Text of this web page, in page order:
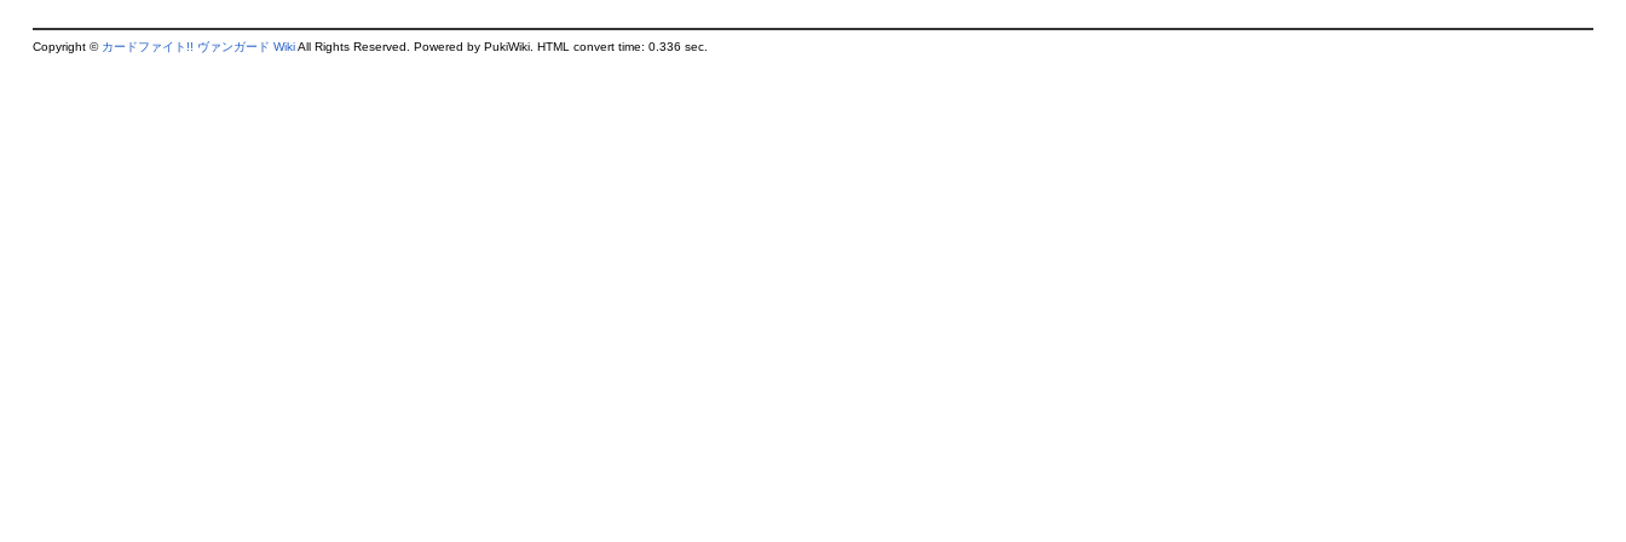
Copyright © カードファイト!! ヴァンガード WikiAll Rights Reserved. Powered by PukiWiki. HTML convert time: 0.336 sec.